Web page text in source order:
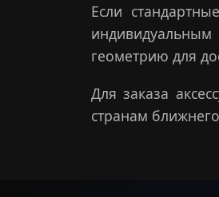
Если
геометрию для
Для заказа
странам